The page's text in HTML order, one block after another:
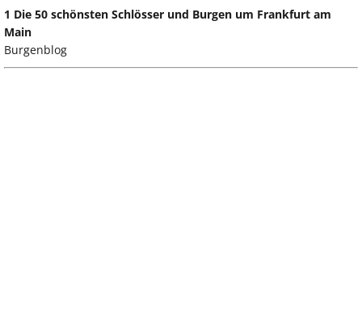
1 Die 50 schönsten Schlösser und Burgen um Frankfurt am
Main
Burgenblog